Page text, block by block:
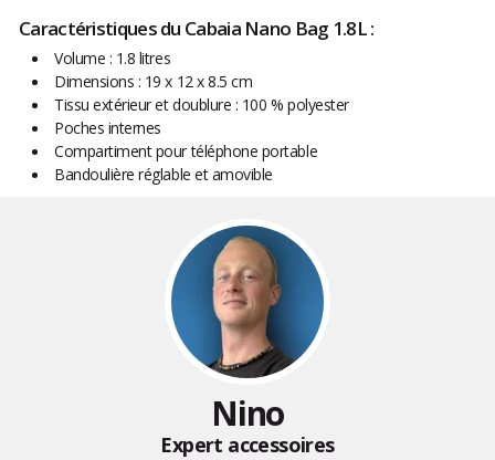
Caractéristiques du Cabaia Nano Bag 1.8L :
Volume : 1.8 litres
Dimensions : 19 x 12 x 8.5 cm
Tissu extérieur et doublure : 100 % polyester
Poches internes
Compartiment pour téléphone portable
Bandoulière réglable et amovible
Nino
Expert accessoires